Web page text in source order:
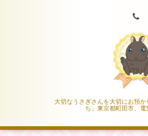
大切なうさぎさんを大切にお預
ち」東京都町田市、電